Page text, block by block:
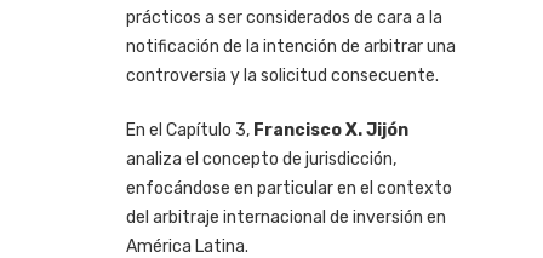
prácticos a ser considerados de cara a la
notificación de la intención de arbitrar una
controversia y la solicitud consecuente.
En el Capítulo 3, Francisco X. Jijón
analiza el concepto de jurisdicción,
enfocándose en particular en el contexto
del arbitraje internacional de inversión en
América Latina.